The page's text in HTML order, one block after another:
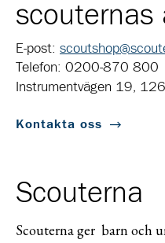
scouternas
E-post:
Telefon: 0200-870 800
Instrumentvägen 19,
Kontakta oss
Scouterna
Scouterna ger barn och